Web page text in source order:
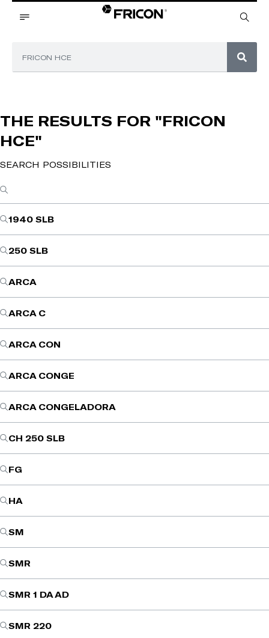
THE RESULTS FOR "FRICON
HCE"
SEARCH POSSIBILITIES
1940 SLB
250 SLB
ARCA
ARCA C
ARCA CON
ARCA CONGE
ARCA CONGELADORA
CH 250 SLB
FG
HA
SM
SMR
SMR 1 DA AD
SMR 220